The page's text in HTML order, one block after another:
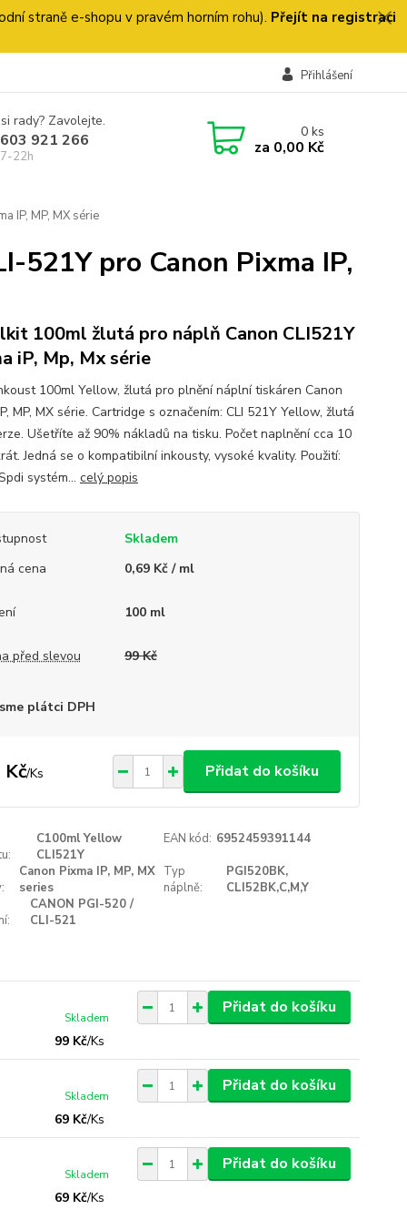
straně e-shopu v pravém horním rohu). Přejít na registraci
Přihlášení
rady? Zavolejte.
921 266
22h
0ks
za 0,00 Kč
IP, MP, MX série
pro Canon Pixma IP,
100ml žlutá pro náplň Canon CLI521Y
iP, Mp, Mx série
100ml Yellow, žlutá pro plnění náplní tiskáren Canon
MP, MX série. Cartridge s označením: CLI 521Y Yellow, žlutá
Ušetříte až 90% nákladů na tisku. Počet naplnění cca 10
Jedná se o kompatibilní inkousty, vysoké kvality. Použití:
systém... celý popis
Skladem
cena
0,69 Kč / ml
100 ml
před slevou 99 Kč
plátci DPH
Kč/Ks Přidat do košíku
C100ml Yellow
CLI521Y
EAN kód: 6952459391144
Canon Pixma IP, MP, MX
series
Typ
náplně:
PGI520BK,
CLI52BK,C,M,Y
CANON PGI-520 /
CLI-521
99 Kč/Ks
Skladem
Přidat do košíku
69 Kč/Ks
Skladem
Přidat do košíku
69 Kč/Ks
Skladem
Přidat do košíku